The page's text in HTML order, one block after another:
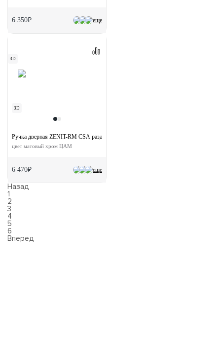
еще
6 350₽
3D
3D
еще
Ручка дверная ZENIT-RM CSA раздельная без розетки
цвет матовый хром ЦАМ
6 470₽
Назад
1
2
3
4
5
6
Вперед